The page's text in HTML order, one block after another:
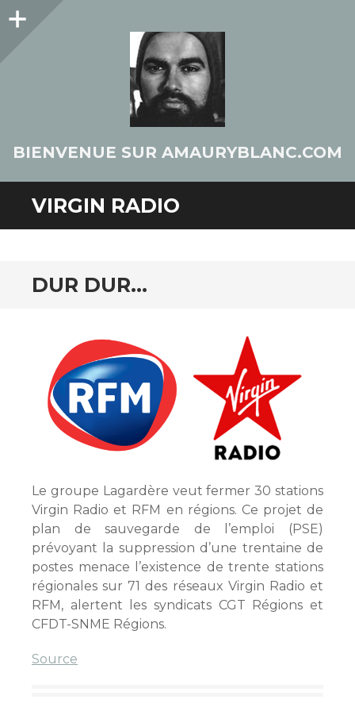
Colonne
BIENVENUE SUR AMAURYBLANC.COM
VIRGIN RADIO
DUR DUR…
Le groupe Lagardère veut fermer 30 stations
Virgin Radio et RFM en régions. Ce projet de
plan de sauvegarde de l’emploi (PSE)
prévoyant la suppression d’une trentaine de
postes menace l’existence de trente stations
régionales sur 71 des réseaux Virgin Radio et
RFM, alertent les syndicats CGT Régions et
CFDT-SNME Régions.
Source